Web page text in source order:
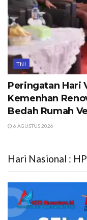
TNI
Peringatan Hari
Kemenhan
Bedah Rumah
6 AGUSTUS 2026
Hari Nasional :